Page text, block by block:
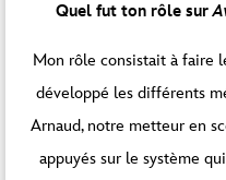
Quel fut ton rôle sur
Mon rôle consistait à faire
développé les différents
Arnaud, notre metteur en
appuyés sur le système